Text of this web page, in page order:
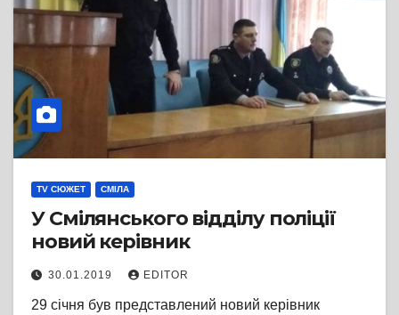
TV СЮЖЕТ СМІЛА
У Смілянського відділу поліції
новий керівник
30.01.2019 EDITOR
29 січня був представлений новий керівник